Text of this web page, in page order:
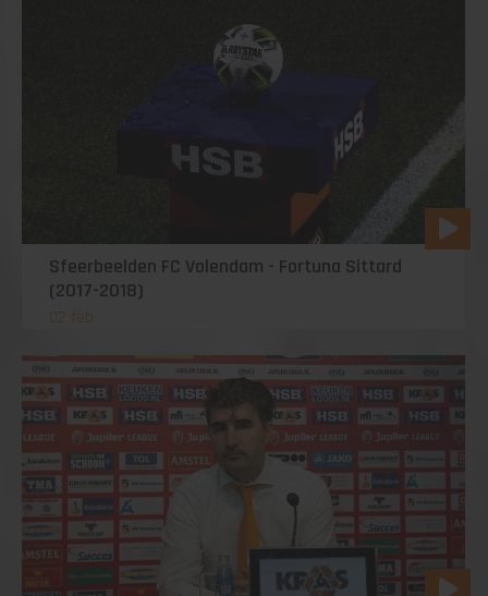
Sfeerbeelden FC Volendam - Fortuna Sittard
(2017-2018)
02 feb